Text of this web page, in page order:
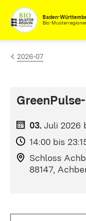
Zum Inhalt
Baden-
Bio-
2026-07
03. Juli 2026
14:00 bis
Schloss
88147,